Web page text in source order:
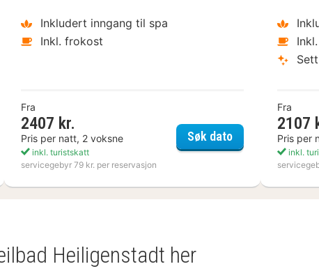
Havsbad
Inkludert inngang til spa
Inkl. frokost
Fra
2407 kr.
Pris per natt, 2 voksne
inkl. turistskatt
servicegebyr 79 kr. per reservasjon
Søk datoKosta Boda Art
Fra
2107
Pris per
inkl.
Heiligenstadt her